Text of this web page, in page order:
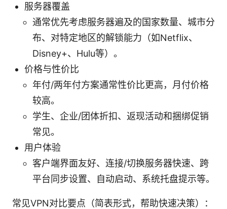
服务器覆盖
通常优先考虑服务器遍及的国家数量、城市分
布、对特定地区的解锁能力（如Netflix、
Disney+、Hulu等）。
价格与性价比
年付/两年付方案通常性价比更高，月付价格
较高。
学生、企业/团体折扣、返现活动和捆绑促销
常见。
用户体验
客户端界面友好、连接/切换服务器快速、跨
平台同步设置、自动启动、系统托盘提示等。
常见VPN对比要点（简表形式，帮助快速决策）：